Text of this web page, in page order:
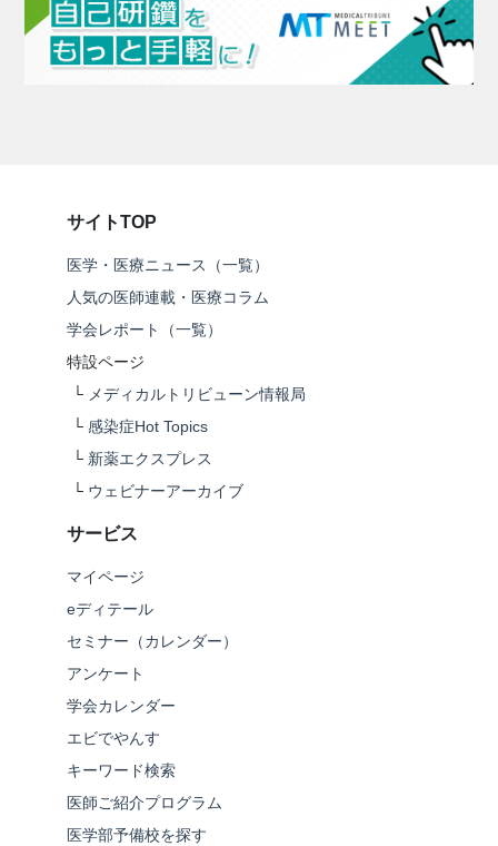
サイトTOP
医学・医療ニュース（一覧）
人気の医師連載・医療コラム
学会レポート（一覧）
特設ページ
└ メディカルトリビューン情報局
└ 感染症Hot Topics
└ 新薬エクスプレス
└ ウェビナーアーカイブ
サービス
マイページ
eディテール
セミナー（カレンダー）
アンケート
学会カレンダー
エビでやんす
キーワード検索
医師ご紹介プログラム
医学部予備校を探す